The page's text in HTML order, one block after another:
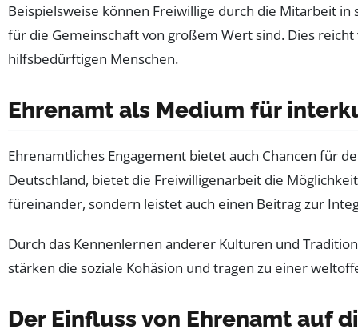
Beispielsweise können Freiwillige durch die Mitarbeit
für die Gemeinschaft von großem Wert sind. Dies
hilfsbedürftigen Menschen.
Ehrenamt als Medium für
Ehrenamtliches Engagement bietet auch Chancen für
Deutschland, bietet die Freiwilligenarbeit die
füreinander, sondern leistet auch einen Beitrag zur
Durch das Kennenlernen anderer Kulturen und
stärken die soziale Kohäsion und tragen zu einer
Der Einfluss von Ehrenamt auf